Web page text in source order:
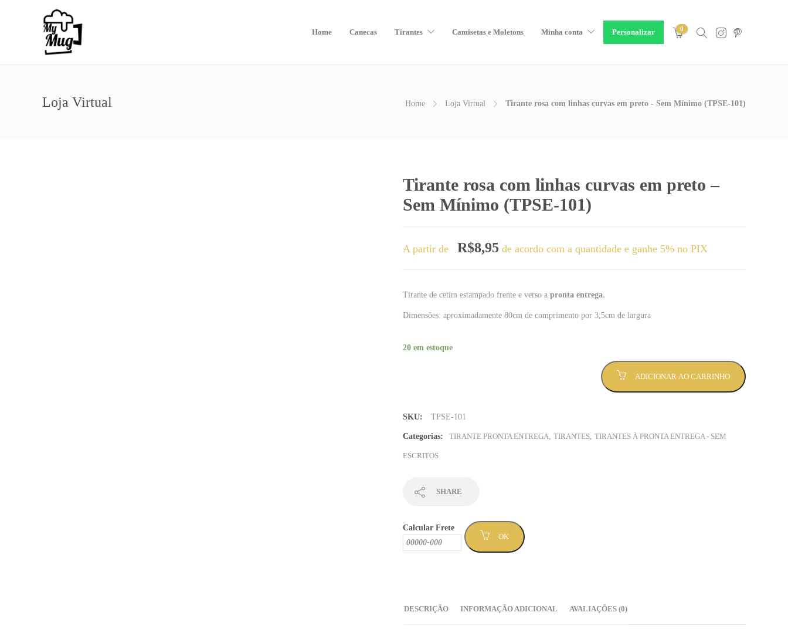
Home Canecas Tirantes Camisetas e Moletons Minha conta Personalizar 0
Loja Virtual Home Loja Virtual Tirante rosa com linhas curvas em preto - Sem Mínimo (TPSE-101)
Tirante rosa com linhas curvas em preto –
Sem Mínimo (TPSE-101)
A partir de R$8,95 de acordo com a quantidade e ganhe 5% no PIX
Tirante de cetim estampado frente e verso a pronta entrega.
Dimensões: aproximadamente 80cm de comprimento por 3,5cm de largura
20 em estoque
curvas
em
Mínimo
quantidade
ADICIONAR AO CARRINHO
SKU: TPSE-101
Categorias: TIRANTE PRONTA ENTREGA, TIRANTES, TIRANTES À PRONTA ENTREGA - SEM
ESCRITOS
SHARE
Calcular Frete
OK
DESCRIÇÃO INFORMAÇÃO ADICIONAL AVALIAÇÕES (0)